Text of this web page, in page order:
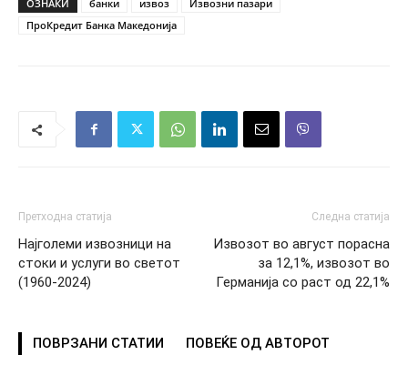
ОЗНАКИ банки извоз
Извозни пазари
ПроКредит Банка Македонија
Претходна статија
Најголеми извозници на
стоки и услуги во светот
(1960-2024)
Следна статија
Извозот во август порасна
за 12,1%, извозот во
Германија со раст од 22,1%
ПОВРЗАНИ СТАТИИ ПОВЕЌЕ ОД АВТОРОТ